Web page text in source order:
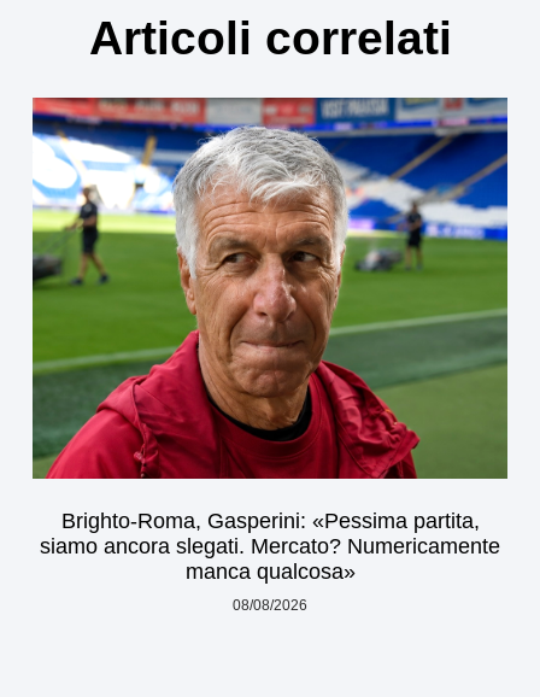
Articoli correlati
Brighto-Roma, Gasperini: «Pessima partita,
siamo ancora slegati. Mercato? Numericamente
manca qualcosa»
08/08/2026